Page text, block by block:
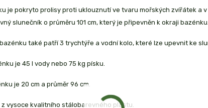
je pokryto prolisy proti uklouznutí ve tvaru mořských zvířátek a
slunečník o průměru 101 cm, který je připevněn k okraji bazénku.
také patří 3 trychtýře a vodní kolo, které lze upevnit ke
je 45 l vody nebo 75 kg písku.
je 20 cm a průměr 96 cm.
vysoce kvalitního stálobarevného plastu.